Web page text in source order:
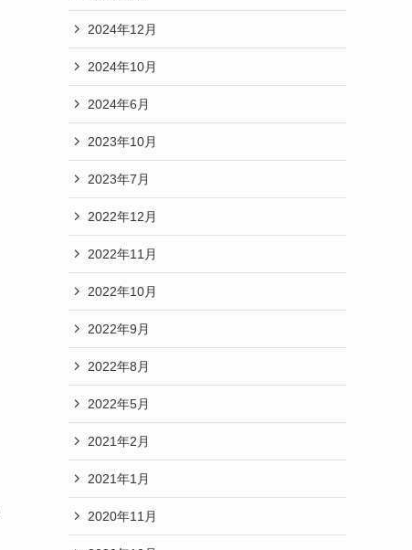
2024年12月
2024年10月
2024年6月
2023年10月
2023年7月
2022年12月
2022年11月
2022年10月
2022年9月
2022年8月
2022年5月
2021年2月
2021年1月
2020年11月